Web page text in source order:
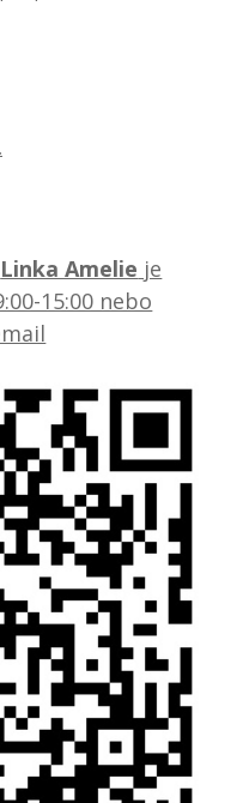
Linka Amelie je
15:00 nebo